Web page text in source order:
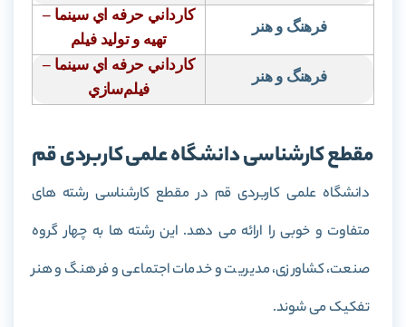
فرهنگ و هنر
كارداني حرفه اي سينما –
تهيه و توليد فيلم
فرهنگ و هنر
كارداني حرفه اي سينما –
فيلم‌سازي
مقطع کارشناسی دانشگاه علمی کاربردی قم
دانشگاه علمی کاربردی قم در مقطع کارشناسی رشته های
متفاوت و خوبی را ارائه می دهد. این رشته ها به چهار گروه
صنعت، کشاورزی، مدیریت و خدمات اجتماعی و فرهنگ و هنر
تفکیک می شوند.